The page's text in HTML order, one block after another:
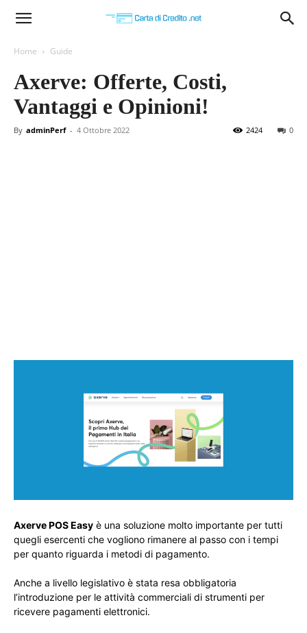
Carta
Credito
Home Guide
Axerve: Offerte, Costi,
Vantaggi e Opinioni!
By adminPerf - 4 Ottobre 2022 0
2424
Axerve POS Easy è una soluzione molto importante per tutti
quegli esercenti che vogliono rimanere al passo con i tempi
per quanto riguarda i metodi di pagamento.
Anche a livello legislativo è stata resa obbligatoria
l’introduzione per le attività commerciali di strumenti per
ricevere pagamenti elettronici.